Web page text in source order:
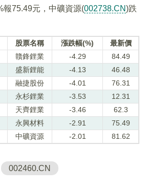
報75.49元，中礦資源(002738.CN)跌
股票名稱 漲跌幅(%)
最新價
贛鋒鋰業 -4.29
84.49
盛新鋰能 -4.13
46.48
融捷股份 -4.01
76.31
永杉鋰業 -3.53
12.31
天齊鋰業 -3.46
62.3
永興材料 -2.91
75.49
中礦資源 -2.01 81.62
002460.CN